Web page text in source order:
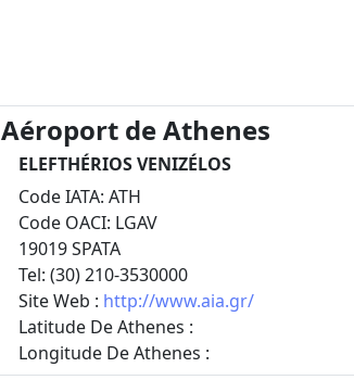
Aéroport de Athenes
ELEFTHÉRIOS VENIZÉLOS
Code IATA: ATH
Code OACI: LGAV
19019 SPATA
Tel: (30) 210-3530000
Site Web : http://www.aia.gr/
Latitude De Athenes :
Longitude De Athenes :